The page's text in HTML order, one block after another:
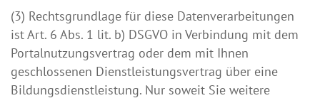
(3) Rechtsgrundlage für diese Datenverarbeitungen
ist Art. 6 Abs. 1 lit. b) DSGVO in Verbindung mit dem
Portalnutzungsvertrag oder dem mit Ihnen
geschlossenen Dienstleistungsvertrag über eine
Bildungsdienstleistung. Nur soweit Sie weitere